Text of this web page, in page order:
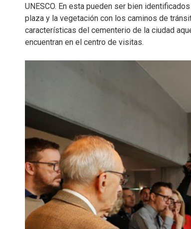
UNESCO. En esta pueden ser bien
plaza y la vegetación con los caminos de
características del cementerio de la ciudad
encuentran en el centro de visitas.